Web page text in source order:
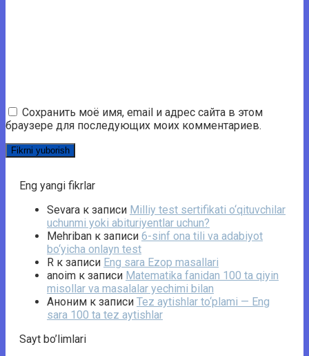
Сохранить моё имя, email и адрес сайта в этом
браузере для последующих моих комментариев.
Eng yangi fikrlar
Sevara к записи Milliy test sertifikati o‘qituvchilar
uchunmi yoki abituriyentlar uchun?
Mehriban к записи 6-sinf ona tili va adabiyot
bo‘yicha onlayn test
R к записи Eng sara Ezop masallari
anoim к записи Matematika fanidan 100 ta qiyin
misollar va masalalar yechimi bilan
Аноним к записи Tez aytishlar to‘plami — Eng
sara 100 ta tez aytishlar
Sayt bo’limlari